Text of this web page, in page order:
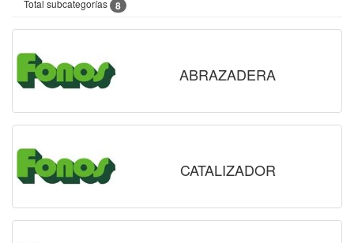
Total subcategorías 8
ABRAZADERA
CATALIZADOR